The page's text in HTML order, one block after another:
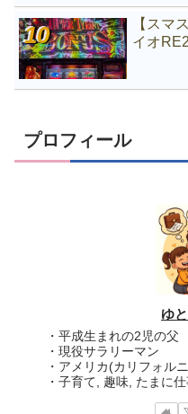
【スマ
イオ
プロフィール
ゆ
・平成生まれの2児の父
・現役サラリーマン
・アメリカ(カリフォル
・子育て, 趣味, たまに